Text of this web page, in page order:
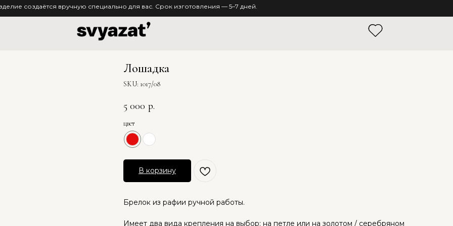
создаётся вручную специально для вас. Срок изготовления — 5–7 дней.
Лошадка
SKU: 1017/08
5 000 р.
цвет
В корзину
Брелок из рафии ручной работы.
Имеет два вида крепления на выбор: на петле или на золотом / серебряном